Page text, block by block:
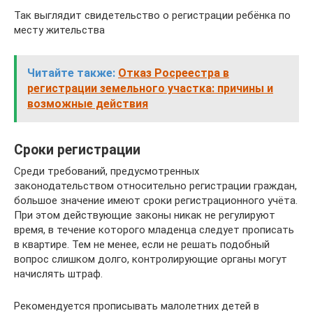
Так выглядит свидетельство о регистрации ребёнка по
месту жительства
Читайте также: Отказ Росреестра в
регистрации земельного участка: причины и
возможные действия
Сроки регистрации
Среди требований, предусмотренных
законодательством относительно регистрации граждан,
большое значение имеют сроки регистрационного учёта.
При этом действующие законы никак не регулируют
время, в течение которого младенца следует прописать
в квартире. Тем не менее, если не решать подобный
вопрос слишком долго, контролирующие органы могут
начислять штраф.
Рекомендуется прописывать малолетних детей в